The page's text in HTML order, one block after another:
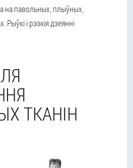
на павольных, плыўных,
і рэзкія дзеянні
ТКАНІН